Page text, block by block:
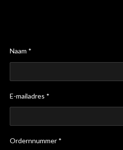
Naam *
E-mailadres *
Ordernnummer *